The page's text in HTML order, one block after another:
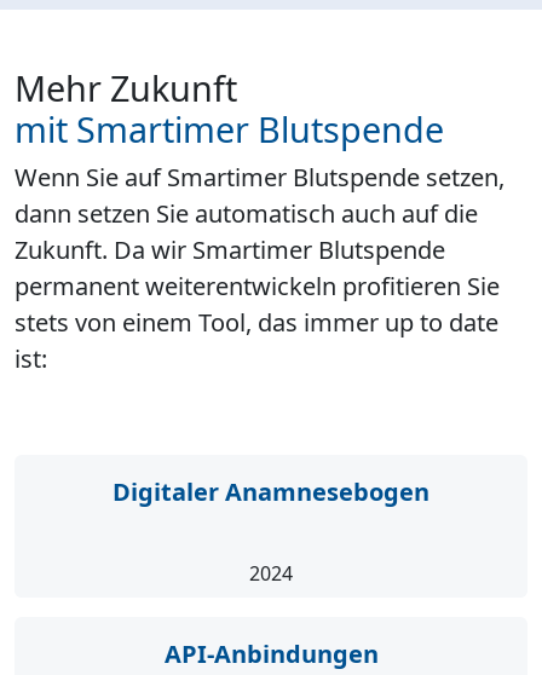
Mehr Zukunft
mit Smartimer Blutspende
Wenn Sie auf Smartimer Blutspende setzen,
dann setzen Sie automatisch auch auf die
Zukunft. Da wir Smartimer Blutspende
permanent weiterentwickeln profitieren Sie
stets von einem Tool, das immer up to date
ist:
Digitaler Anamnese­bogen
2024
API-Anbindungen